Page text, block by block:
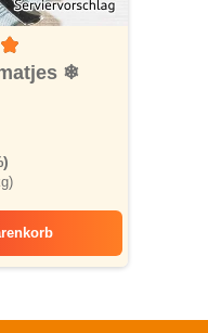
Bewertung von 4.9 von 5
❄